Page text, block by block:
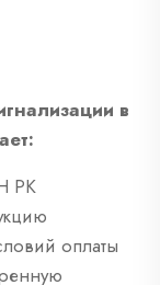
в
РК
оплаты